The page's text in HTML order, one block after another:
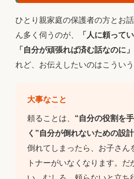
ひとり親家庭の保護者の方とお
ん多く伺うのが、
「人に頼って
「自分が頑張れば済む話なのに」
れど、お伝えしたいのはこういう
大事なこと
頼ることは、 “自分の役割を
く”自分が倒れないための設
倒れてしまったら、お子さん
トナーがいなくなります。だ